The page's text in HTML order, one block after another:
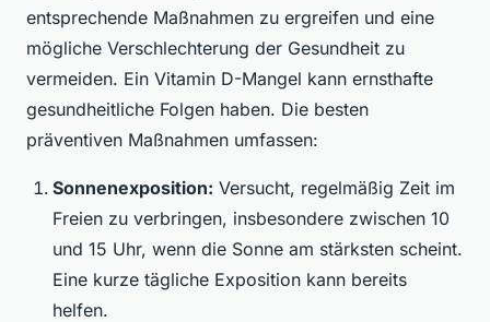
entsprechende Maßnahmen zu ergreifen und eine
mögliche Verschlechterung der Gesundheit zu
vermeiden. Ein Vitamin D-Mangel kann ernsthafte
gesundheitliche Folgen haben. Die besten
präventiven Maßnahmen umfassen:
Sonnenexposition: Versucht, regelmäßig Zeit im
Freien zu verbringen, insbesondere zwischen 10
und 15 Uhr, wenn die Sonne am stärksten scheint.
Eine kurze tägliche Exposition kann bereits
helfen.